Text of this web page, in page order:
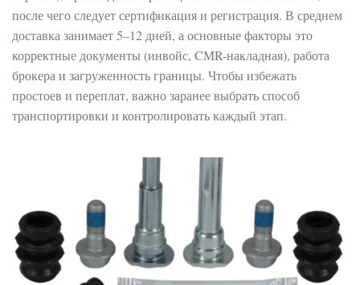
после чего следует сертификация и регистрация. В среднем
доставка занимает 5–12 дней, а основные факторы это
корректные документы (инвойс, CMR-накладная), работа
брокера и загруженность границы. Чтобы избежать
простоев и переплат, важно заранее выбрать способ
транспортировки и контролировать каждый этап.